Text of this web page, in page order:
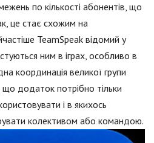
по кількості абонентів, що
це стає схожим на
TeamSpeak відомий у
ним в іграх, особливо в
координація великої групи
додаток потрібно тільки
і в якихось
колективом або командою.